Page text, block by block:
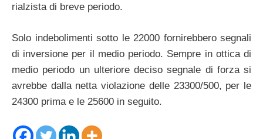
rialzista di breve periodo.
Solo indebolimenti sotto le 22000 fornirebbero segnali
di inversione per il medio periodo. Sempre in ottica di
medio periodo un ulteriore deciso segnale di forza si
avrebbe dalla netta violazione delle 23300/500, per le
24300 prima e le 25600 in seguito.